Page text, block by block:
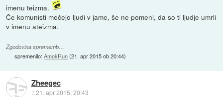
imenu teizma.
Če komunisti mečejo ljudi v jame, še ne pomeni, da so ti ljudje umrli
v imenu ateizma.
Zgodovina sprememb…
spremenilo:AmokRun(21. apr 2015 ob 20:44)
Zheegec
::21. apr 2015, 20:43